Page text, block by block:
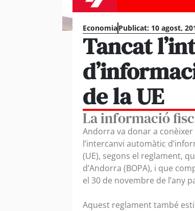
EconomiaPublicat: 10 agost,
Tancat
de la UE
La informació
Andorra va donar a
l’intercanvi automàtic
(UE), segons el reglament,
d’Andorra (BOPA), i que
el 30 de novembre de l’any
Aquest reglament també